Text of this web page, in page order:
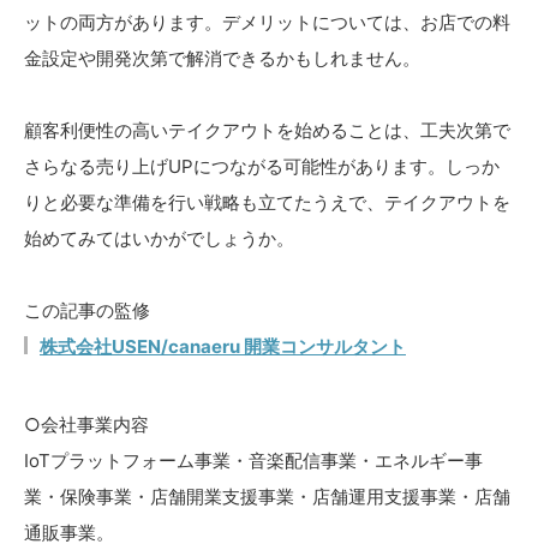
ットの両方があります。デメリットについては、お店での料
金設定や開発次第で解消できるかもしれません。
顧客利便性の高いテイクアウトを始めることは、工夫次第で
さらなる売り上げUPにつながる可能性があります。しっか
りと必要な準備を行い戦略も立てたうえで、テイクアウトを
始めてみてはいかがでしょうか。
この記事の監修
株式会社USEN/canaeru 開業コンサルタント
○会社事業内容
IoTプラットフォーム事業・音楽配信事業・エネルギー事
業・保険事業・店舗開業支援事業・店舗運用支援事業・店舗
通販事業。